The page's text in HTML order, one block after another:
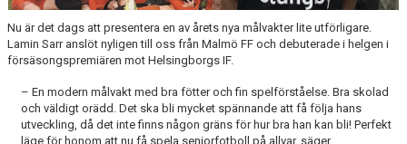
Nu är det dags att presentera en av årets nya målvakter lite utförligare.
Lamin Sarr anslöt nyligen till oss från Malmö FF och debuterade i helgen i
försäsongspremiären mot Helsingborgs IF.
– En modern målvakt med bra fötter och fin spelförståelse. Bra skolad
och väldigt orädd. Det ska bli mycket spännande att få följa hans
utveckling, då det inte finns någon gräns för hur bra han kan bli! Perfekt
läge för honom att nu få spela seniorfotboll på allvar, säger